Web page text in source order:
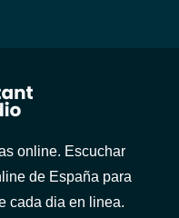
online. Escuchar
de España para
cada dia en linea.